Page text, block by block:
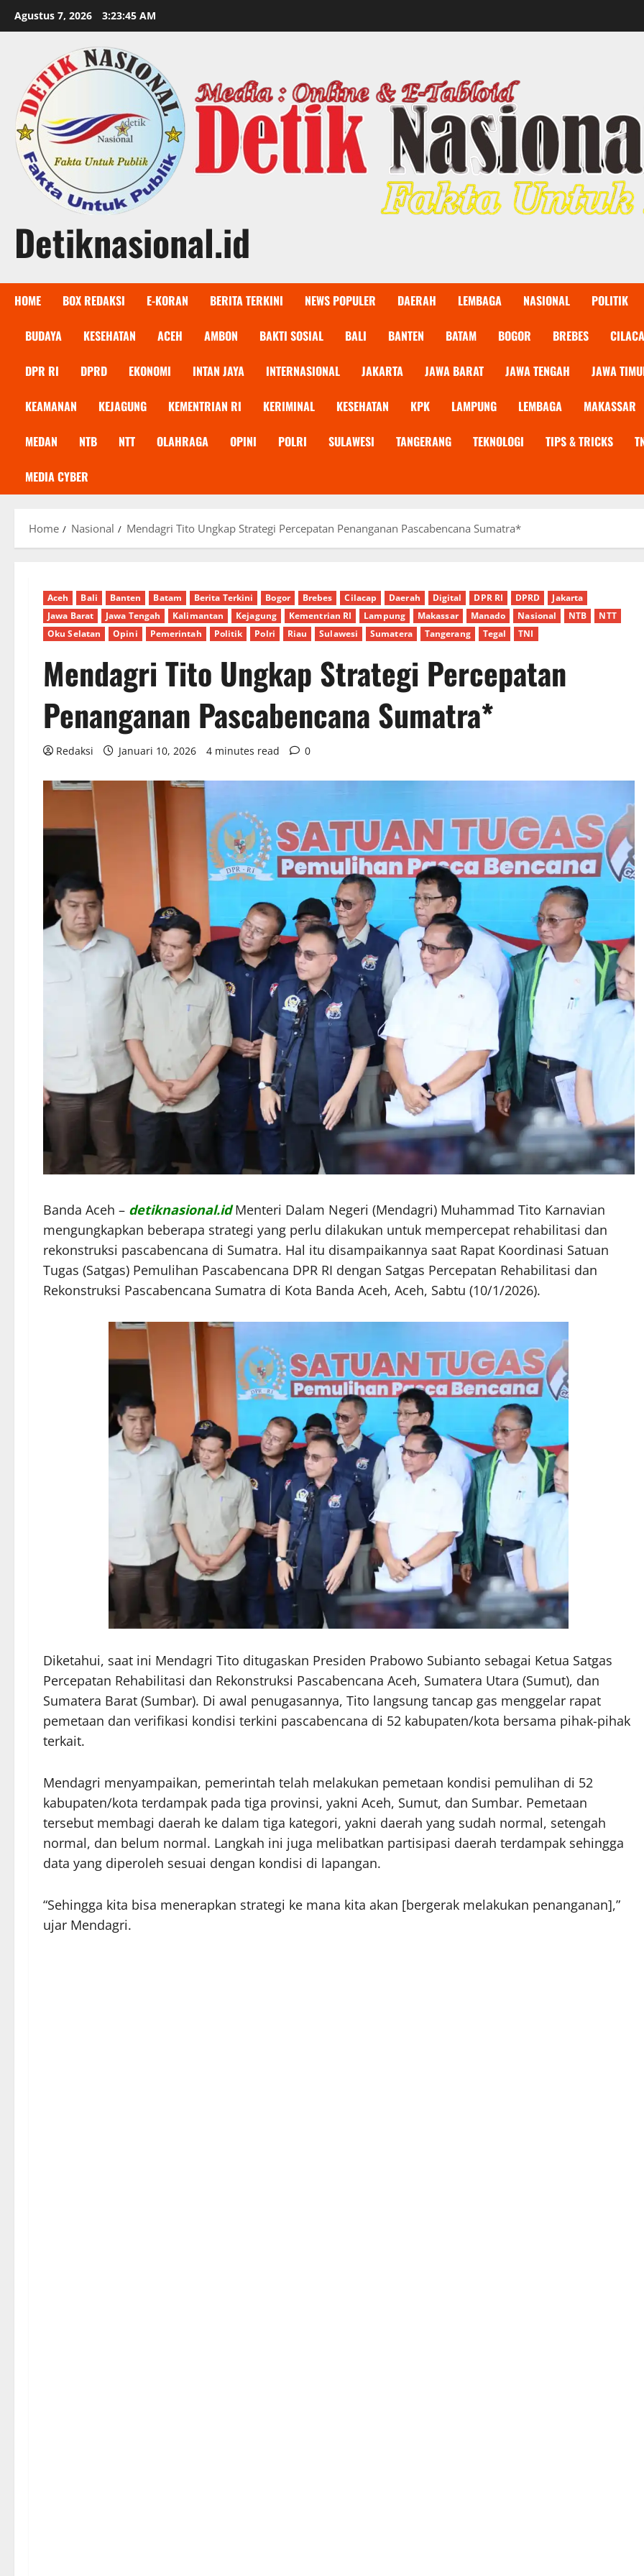
Agustus 7, 2026 3:23:46 AM
Detiknasional.id
HOME BOX REDAKSI E-KORAN BERITA TERKINI NEWS POPULER DAERAH LEMBAGA NASIONAL POLITIK
BUDAYA KESEHATAN ACEH AMBON BAKTI SOSIAL BALI BANTEN BATAM BOGOR BREBES
DPR RI DPRD EKONOMI INTAN JAYA INTERNASIONAL JAKARTA JAWA BARAT JAWA TENGAH JAWA
KEAMANAN KEJAGUNG KEMENTRIAN RI KERIMINAL KESEHATAN KPK LAMPUNG LEMBAGA MAKASSAR
MEDAN NTB NTT OLAHRAGA OPINI POLRI SULAWESI TANGERANG TEKNOLOGI TIPS & TRICKS
MEDIA CYBER
Home Nasional Mendagri Tito Ungkap Strategi Percepatan Penanganan Pascabencana Sumatra*
Aceh Bali Banten Batam Berita Terkini Bogor Brebes Cilacap Daerah Digital DPR RI DPRD
Jakarta
Jawa Barat
Jawa Tengah Kalimantan Kejagung Kementrian RI Lampung Makassar Manado Nasional NTB
NTT
Oku Selatan
Opini Pemerintah Politik Polri Riau Sulawesi Sumatera Tangerang Tegal TNI
Mendagri Tito Ungkap Strategi Percepatan
Penanganan Pascabencana Sumatra*
Redaksi Januari 10, 2026 4 minutes read 0
Banda Aceh – detiknasional.idMenteri Dalam Negeri (Mendagri) Muhammad Tito Karnavian
mengungkapkan beberapa strategi yang perlu dilakukan untuk mempercepat rehabilitasi dan
rekonstruksi pascabencana di Sumatra. Hal itu disampaikannya saat Rapat Koordinasi Satuan
Tugas (Satgas) Pemulihan Pascabencana DPR RI dengan Satgas Percepatan Rehabilitasi dan
Rekonstruksi Pascabencana Sumatra di Kota Banda Aceh, Aceh, Sabtu (10/1/2026).
Diketahui, saat ini Mendagri Tito ditugaskan Presiden Prabowo Subianto sebagai Ketua Satgas
Percepatan Rehabilitasi dan Rekonstruksi Pascabencana Aceh, Sumatera Utara (Sumut), dan
Sumatera Barat (Sumbar). Di awal penugasannya, Tito langsung tancap gas menggelar rapat
pemetaan dan verifikasi kondisi terkini pascabencana di 52 kabupaten/kota bersama pihak-pihak
terkait.
Mendagri menyampaikan, pemerintah telah melakukan pemetaan kondisi pemulihan di 52
kabupaten/kota terdampak pada tiga provinsi, yakni Aceh, Sumut, dan Sumbar. Pemetaan
tersebut membagi daerah ke dalam tiga kategori, yakni daerah yang sudah normal, setengah
normal, dan belum normal. Langkah ini juga melibatkan partisipasi daerah terdampak sehingga
data yang diperoleh sesuai dengan kondisi di lapangan.
“Sehingga kita bisa menerapkan strategi ke mana kita akan [bergerak melakukan penanganan],”
ujar Mendagri.